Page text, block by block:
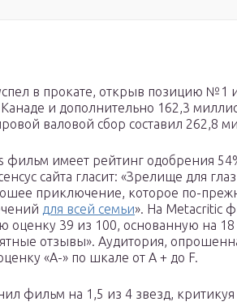
в прокате, открыв позицию №1 и
и дополнительно 162,3
валовой сбор составил 262,8
фильм имеет рейтинг одобрения
сайта гласит: «Зрелище для
приключение, которое по-
для всей семьи». На Metacritic
39 из 100, основанную на 18
отзывы». Аудитория,
«А-» по шкале от A + до F.
фильм на 1,5 из 4 звезд, критикуя